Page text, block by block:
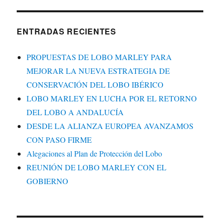
ENTRADAS RECIENTES
PROPUESTAS DE LOBO MARLEY PARA
MEJORAR LA NUEVA ESTRATEGIA DE
CONSERVACIÓN DEL LOBO IBÉRICO
LOBO MARLEY EN LUCHA POR EL RETORNO
DEL LOBO A ANDALUCÍA
DESDE LA ALIANZA EUROPEA AVANZAMOS
CON PASO FIRME
Alegaciones al Plan de Protección del Lobo
REUNIÓN DE LOBO MARLEY CON EL
GOBIERNO